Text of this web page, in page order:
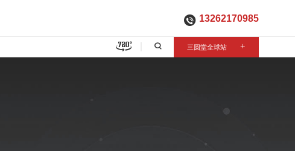
13262170985
 三圆堂全球站 +